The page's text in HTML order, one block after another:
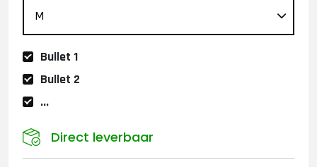
Bullet 1
Bullet 2
...
Direct leverbaar